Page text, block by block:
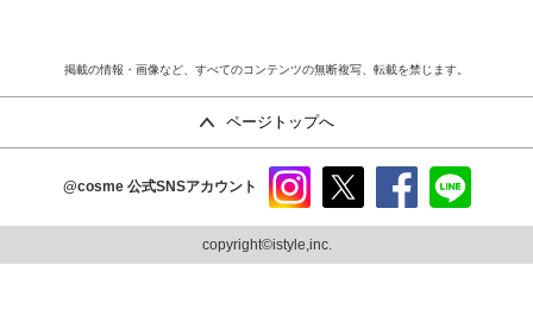
掲載の情報・画像など、すべてのコンテンツの無断複写、転載を禁じます。
ページトップへ
@cosme 公式SNSアカウント
ram
copyright©istyle,inc.